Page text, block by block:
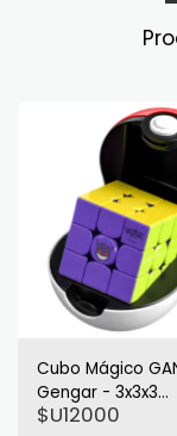
Cubo Mágico
Gengar - 3x3x3
Magnético (
$U12000